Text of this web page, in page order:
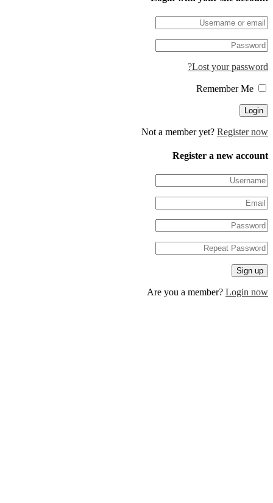
Lost your
Not a member yet?
Register a new
Are you a member?